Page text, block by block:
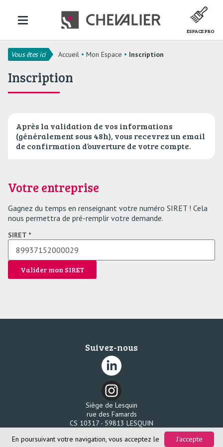
ESPACE PRO
Vous êtes ici Accueil Mon Espace Inscription
Inscription
Après la validation de vos informations
(généralement sous 48h), vous recevrez un email
de confirmation d’ouverture de votre compte.
Votre entreprise
Gagnez du temps en renseignant votre numéro SIRET ! Cela
nous permettra de pré-remplir votre demande.
SIRET *
Valider mon SIRET
Suivez-nous
Siège de Lesquin
rue des Famards
CS 10317 - 59813 LESQUIN
Fax. 03 20 96 58 85
J'accepte
En poursuivant votre navigation, vous acceptez le